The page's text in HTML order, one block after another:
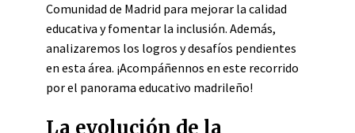
Comunidad de Madrid para mejorar la calidad
educativa y fomentar la inclusión. Además,
analizaremos los logros y desafíos pendientes
en esta área. ¡Acompáñennos en este recorrido
por el panorama educativo madrileño!
La evolución de la